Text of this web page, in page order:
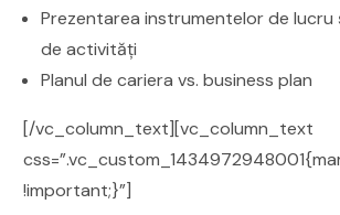
Prezentarea instrumentelor de lucru
de activități
Planul de cariera vs. business plan
[/vc_column_text][vc_column_text
!important;}”]